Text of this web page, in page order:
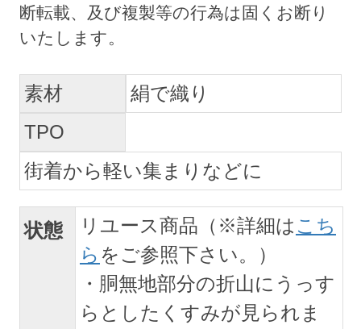
素材
絹で織り
TPO
街着から軽い集まりなどに
状態 リユース商品（※詳細は こち
ら をご参照下さい。）
・胴無地部分の折山にうっす
らとしたくすみが見られま